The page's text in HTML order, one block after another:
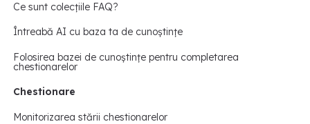
Ce sunt colecțiile FAQ?
Întreabă AI cu baza ta de cunoștințe
Folosirea bazei de cunoștințe pentru completarea
chestionarelor
Chestionare
Monitorizarea stării chestionarelor